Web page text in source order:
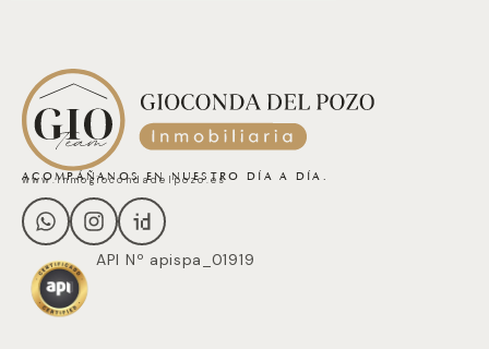
ACOMPÁÑANOS EN NUESTRO DÍA A DÍA.
www.inmogiocondadelpozo.es
API Nº apispa_01919